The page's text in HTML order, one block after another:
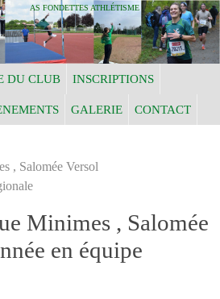
AS FONDETTES ATHLÉTISME
DU CLUB INSCRIPTIONS
GALERIE CONTACT
, Salomée Versol
Minimes , Salomée
en équipe